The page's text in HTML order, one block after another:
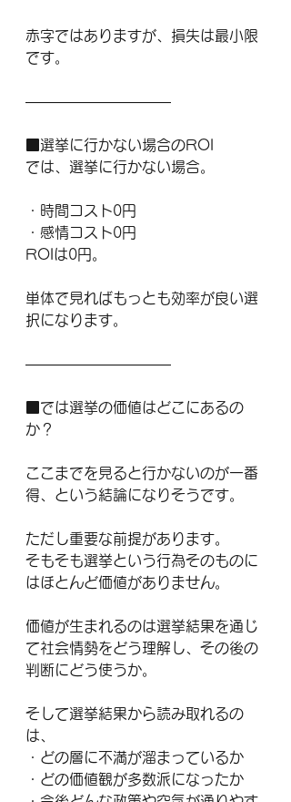
赤字ではありますが、損失は最小限
です。
――――――――――
■選挙に行かない場合のROI
では、選挙に行かない場合。
・時間コスト0円
・感情コスト0円
ROIは0円。
単体で見ればもっとも効率が良い選
択になります。
――――――――――
■では選挙の価値はどこにあるの
か？
ここまでを見ると行かないのが一番
得、という結論になりそうです。
ただし重要な前提があります。
そもそも選挙という行為そのものに
はほとんど価値がありません。
価値が生まれるのは選挙結果を通じ
て社会情勢をどう理解し、その後の
判断にどう使うか。
そして選挙結果から読み取れるの
は、
・どの層に不満が溜まっているか
・どの価値観が多数派になったか